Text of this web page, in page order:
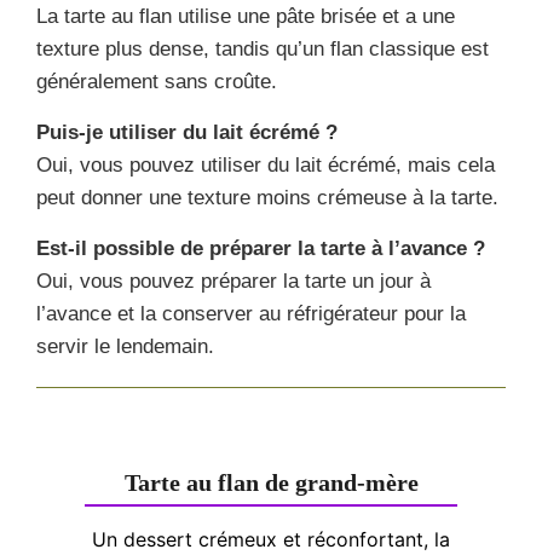
La tarte au flan utilise une pâte brisée et a une
texture plus dense, tandis qu’un flan classique est
généralement sans croûte.
Puis-je utiliser du lait écrémé ?
Oui, vous pouvez utiliser du lait écrémé, mais cela
peut donner une texture moins crémeuse à la tarte.
Est-il possible de préparer la tarte à l’avance ?
Oui, vous pouvez préparer la tarte un jour à
l’avance et la conserver au réfrigérateur pour la
servir le lendemain.
Tarte au flan de grand-mère
Un dessert crémeux et réconfortant, la